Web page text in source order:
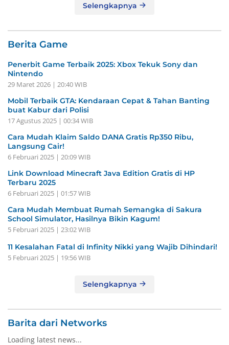
Selengkapnya
Berita Game
Penerbit Game Terbaik 2025: Xbox Tekuk Sony dan
Nintendo
29 Maret 2026 | 20:40 WIB
Mobil Terbaik GTA: Kendaraan Cepat & Tahan Banting
buat Kabur dari Polisi
17 Agustus 2025 | 00:34 WIB
Cara Mudah Klaim Saldo DANA Gratis Rp350 Ribu,
Langsung Cair!
6 Februari 2025 | 20:09 WIB
Link Download Minecraft Java Edition Gratis di HP
Terbaru 2025
6 Februari 2025 | 01:57 WIB
Cara Mudah Membuat Rumah Semangka di Sakura
School Simulator, Hasilnya Bikin Kagum!
5 Februari 2025 | 23:02 WIB
11 Kesalahan Fatal di Infinity Nikki yang Wajib Dihindari!
5 Februari 2025 | 19:56 WIB
Selengkapnya
Barita dari Networks
Loading latest news...